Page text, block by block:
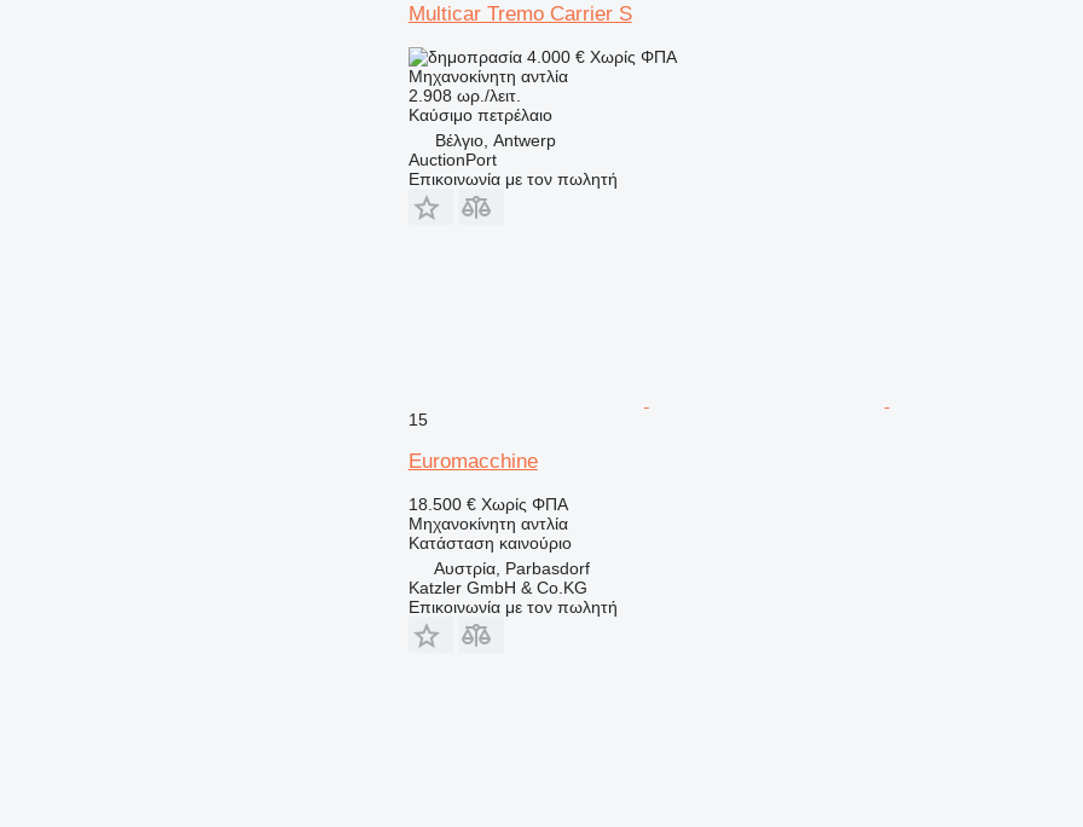
Multicar Tremo Carrier S
4.000 € Χωρίς ΦΠΑ
Μηχανοκίνητη αντλία
2.908 ωρ./λειτ.
Καύσιμο πετρέλαιο
Βέλγιο, Antwerp
AuctionPort
Επικοινωνία με τον πωλητή
15
Euromacchine
18.500 € Χωρίς ΦΠΑ
Μηχανοκίνητη αντλία
Κατάσταση καινούριο
Αυστρία, Parbasdorf
Katzler GmbH & Co.KG
Επικοινωνία με τον πωλητή